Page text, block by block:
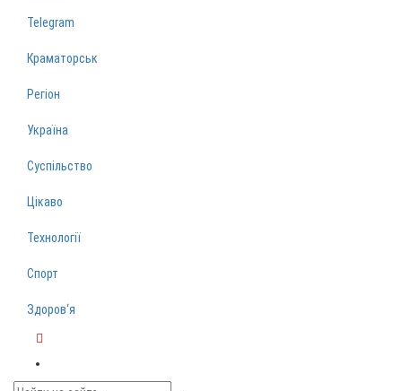
Telegram
Краматорськ
Регіон
Україна
Суспільство
Цікаво
Технології
Спорт
Здоров‘я